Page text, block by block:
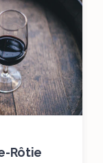
Rôtie